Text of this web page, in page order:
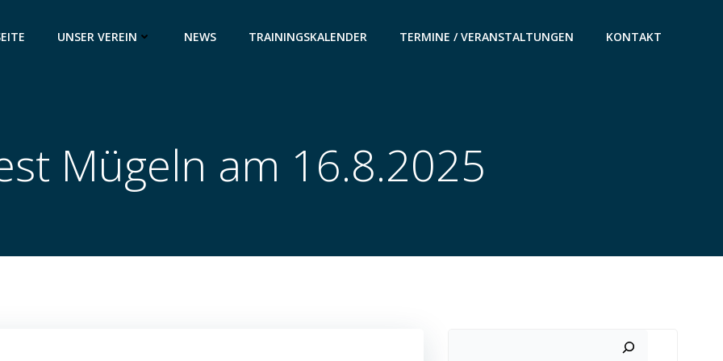
UNSER VEREIN NEWS TRAININGSKALENDER TERMINE / VERANSTALTUNGEN KONTAKT
Mügeln am 16.8.2025